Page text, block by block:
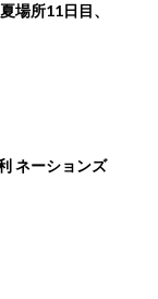
場所11日目、
ネーションズ